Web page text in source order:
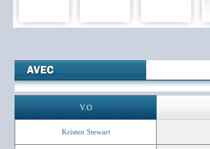
V.O
Kristen Stewart